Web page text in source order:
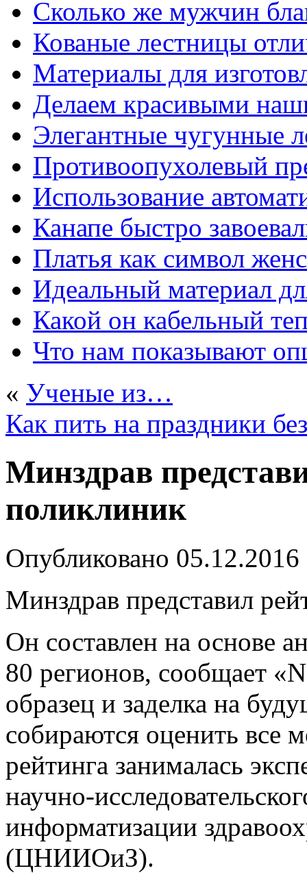
Сколько же мужчин
Кованые лестницы
Материалы для
Делаем красивыми
Элегантные чугунные
Противоопухолевый
Использование
Канапе быстро
Платья как символ
Идеальный материал
Какой он кабельный
Что нам показывают
« Ученые из…
Как пить на праздники
Минздрав
поликлиник
Опубликовано 05.12.2016
Минздрав представил
Он составлен на основе
80 регионов, сообщает
образец и заделка на
собираются оценить все
рейтинга занималась
научно-
информатизации
(ЦНИИОиЗ).